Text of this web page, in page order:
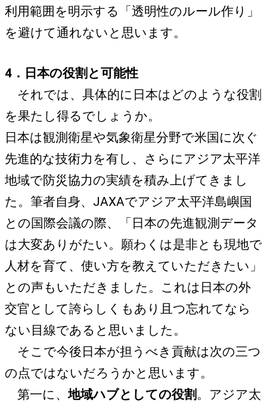
利用範囲を明示する「透明性のルール作り」
を避けて通れないと思います。
4．日本の役割と可能性
それでは、具体的に日本はどのような役割
を果たし得るでしょうか。
日本は観測衛星や気象衛星分野で米国に次ぐ
先進的な技術力を有し、さらにアジア太平洋
地域で防災協力の実績を積み上げてきまし
た。筆者自身、JAXAでアジア太平洋島嶼国
との国際会議の際、「日本の先進観測データ
は大変ありがたい。願わくは是非とも現地で
人材を育て、使い方を教えていただきたい」
との声もいただきました。これは日本の外
交官として誇らしくもあり且つ忘れてなら
ない目線であると思いました。
そこで今後日本が担うべき貢献は次の三つ
の点ではないだろうかと思います。
第一に、地域ハブとしての役割 。アジア太